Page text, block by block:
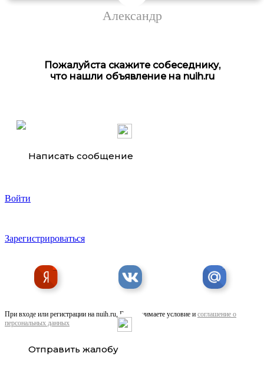
Гвоздь F30 для пневматического пистолета в . ..
Александр
Пожалуйста скажите собеседнику,
что нашли объявление на nuih.ru
Написать сообщение
Войти
Зарегистрироваться
При входе или регистрации на nuih.ru, Вы принимаете условие и соглашение о
персональных данных
Отправить жалобу